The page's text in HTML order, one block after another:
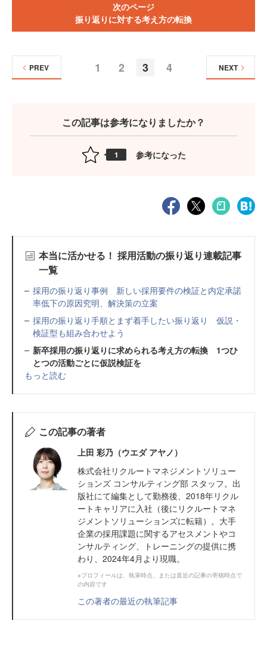
次のページ
振り返りに対する考え方の転換
1 2 3 4
PREV NEXT
この記事は参考になりましたか？
1 参考になった
本当に活かせる！ 採用活動の振り返り連載記事
一覧
採用の振り返り事例 新しい採用要件の検証と内定承諾
率低下の原因究明、解決策の立案
採用の振り返り手順とまず着手したい振り返り 仮説・
検証型も組み合わせよう
新卒採用の振り返りに求められる考え方の転換 1つひ
とつの活動ごとに仮説検証を
もっと読む
この記事の著者
上田 彩乃（ウエダ アヤノ）
株式会社リクルートマネジメントソリュー
ションズ コンサルティング部 スタッフ。出
版社にて編集として勤務後、2018年リクル
ートキャリアに入社（後にリクルートマネ
ジメントソリューションズに転籍）。大手
企業の採用課題に関するアセスメントやコ
ンサルティング、トレーニングの提供に携
わり、2024年4月より現職。
※プロフィールは、執筆時点、または直近の記事の寄稿時点で
の内容です
この著者の最近の執筆記事